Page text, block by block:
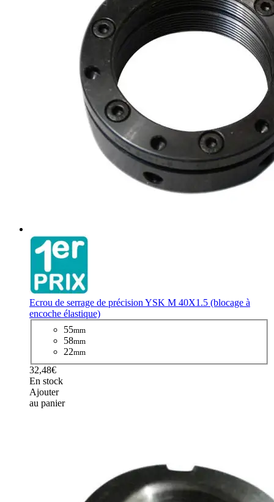
Ecrou de serrage de précision YSK M 40X1.5 (blocage à
encoche élastique)
55mm
58mm
22mm
32,48€
En stock
Ajouter
au panier